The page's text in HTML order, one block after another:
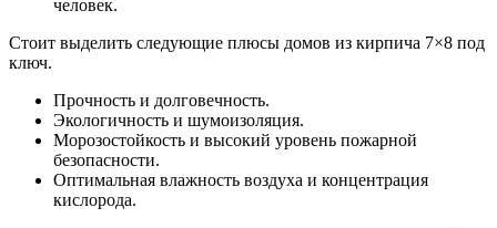
человек.
Стоит выделить следующие плюсы домов из кирпича 7×8 под
ключ.
Прочность и долговечность.
Экологичность и шумоизоляция.
Морозостойкость и высокий уровень пожарной
безопасности.
Оптимальная влажность воздуха и концентрация
кислорода.